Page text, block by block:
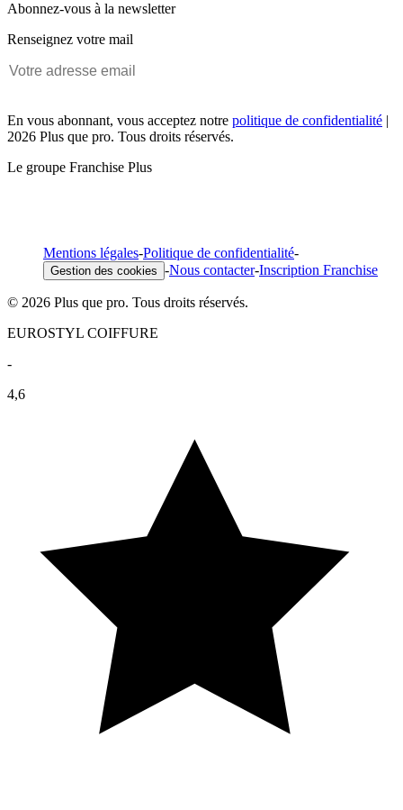
Abonnez-vous à la newsletter
Renseignez votre mail
En vous abonnant, vous acceptez notre politique de confidentialité |
2026 Plus que pro. Tous droits réservés.
Le groupe Franchise Plus
Mentions légales-Politique de confidentialité-
Gestion des cookies -Nous contacter-Inscription Franchise
© 2026 Plus que pro. Tous droits réservés.
EUROSTYL COIFFURE
-
4,6